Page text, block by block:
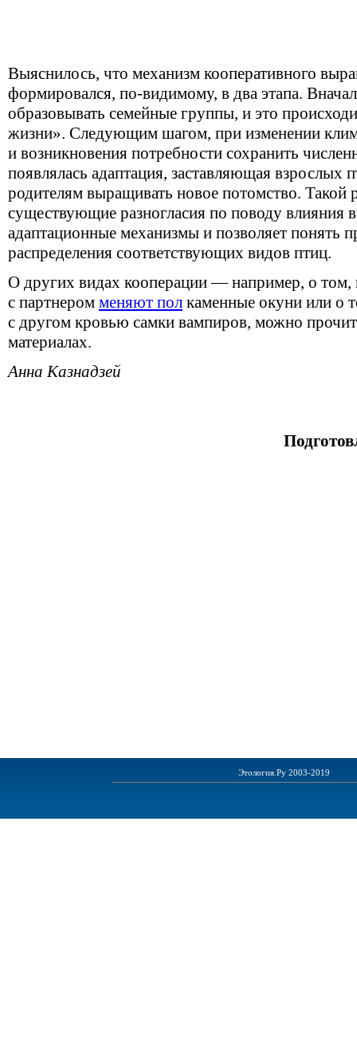
Выяснилось, что механизм кооперативного
формировался, по-видимому, в два этапа.
образовывать семейные группы, и это
жизни». Следующим шагом, при изменении
и возникновения потребности сохранить
появлялась адаптация, заставляющая взрослых
родителям выращивать новое потомство. Такой
существующие разногласия по поводу влияния
адаптационные механизмы и позволяет понять
распределения соответствующих видов птиц.
О других видах кооперации — например, о том,
с партнером меняют пол каменные окуни или о
с другом кровью самки вампиров, можно
материалах.
Анна Казнадзей
Этология.Ру 2003-2019